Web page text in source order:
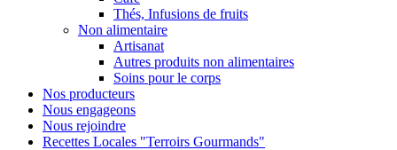
Thés, Infusions de fruits
Non alimentaire
Artisanat
Autres produits non alimentaires
Soins pour le corps
Nos producteurs
Nous engageons
Nous rejoindre
Recettes Locales "Terroirs Gourmands"